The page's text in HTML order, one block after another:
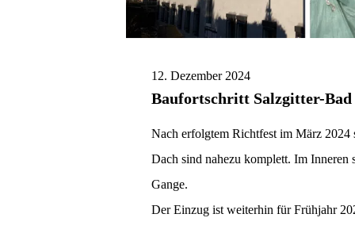
12. Dezember 2024
Baufortschritt Salzgitter-Bad
Nach erfolgtem Richtfest im März 2024
Dach sind nahezu komplett. Im
Gange.
Der Einzug ist weiterhin für Frühjahr